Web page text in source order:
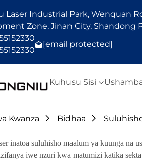
Laser Industrial Park, Wenquan
Zone, Jinan City, Shandong
[email protected]
Kuhusu Sisi
Kwanza Bidhaa
inatoa suluhisho maalum ya kuunga na
iwe nzuri kwa matumizi katika